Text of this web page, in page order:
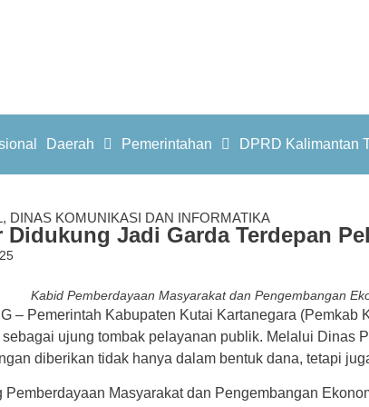
Daerah Pemerintahan DPRD Kalimantan
, DINAS KOMUNIKASI DAN INFORMATIKA
Didukung Jadi Garda Terdepan
Kabid Pemberdayaan Masyarakat dan Pengembangan
– Pemerintah Kabupaten Kutai Kartanegara (Pemkab
sebagai ujung tombak pelayanan publik. Melalui Dinas
diberikan tidak hanya dalam bentuk dana, tetapi
Pemberdayaan Masyarakat dan Pengembangan